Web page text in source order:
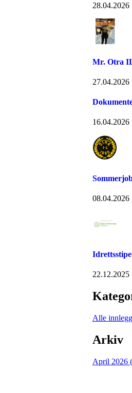
28.04.2026
Mr. Otra
27.04.2026
16.04.2026
08.04.2026
22.12.2025
Alle innlegg
Arkiv
April 2026